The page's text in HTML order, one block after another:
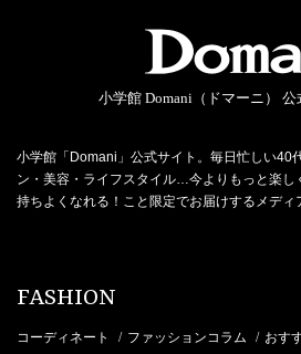
小学館 Domani（ドマーニ） 公
小学館「Domani」公式サイト。毎日忙しい40
ン・美容・ライフスタイル…今よりもっと楽し
持ちよくなれる！こと限定でお届けするメディ
FASHION
コーディネート / ファッションコラム / おす